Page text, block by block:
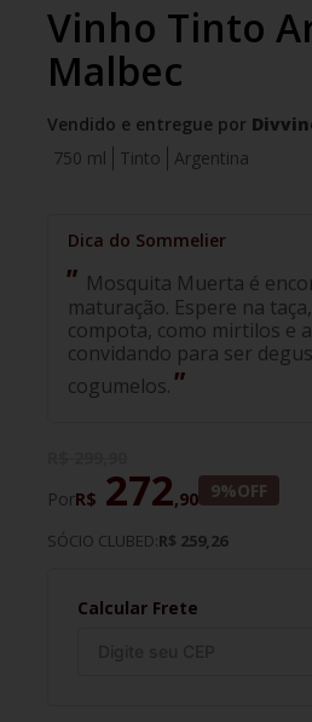
Vinho Tinto
Malbec
Vendido e entregue por
Tinto
Argentina
750 ml
Mosquita Muerta é
maturação. Espere na
compota, como mirtilos e
convidando para ser
cogumelos.
PorR$ 272,90 9%OFF
SÓCIO CLUBED:R$ 259,26
Calcular Frete